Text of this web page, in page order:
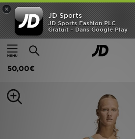
×
JD Sports
JD Sports Fashion PLC
Gratuit - Dans Google Play
Accueil
Femme Vêtements Femme
adidas Legging Hyperglam Full
50,00€
Accueil
Nouveautés
Enfant